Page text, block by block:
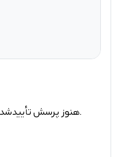
هنوز پرسش تأییدشده‌ای برای این محصول ثبت نشده است.